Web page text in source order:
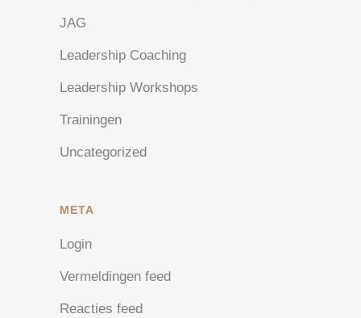
JAG
Leadership Coaching
Leadership Workshops
Trainingen
Uncategorized
META
Login
Vermeldingen feed
Reacties feed